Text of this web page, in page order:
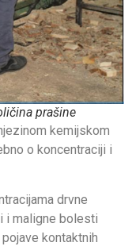
prašine
kemijskom
o koncentraciji i
drvne
i maligne bolesti
kontaktnih